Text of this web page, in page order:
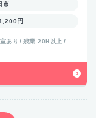
市
円
あり
残業 20H以上